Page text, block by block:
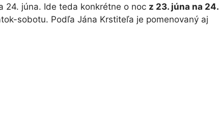
24. júna. Ide teda konkrétne o noc z 23. júna na 24.
sobotu. Podľa Jána Krstiteľa je pomenovaný aj